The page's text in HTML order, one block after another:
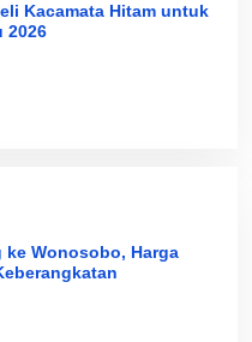
Kacamata Hitam untuk
2026
ke Wonosobo, Harga